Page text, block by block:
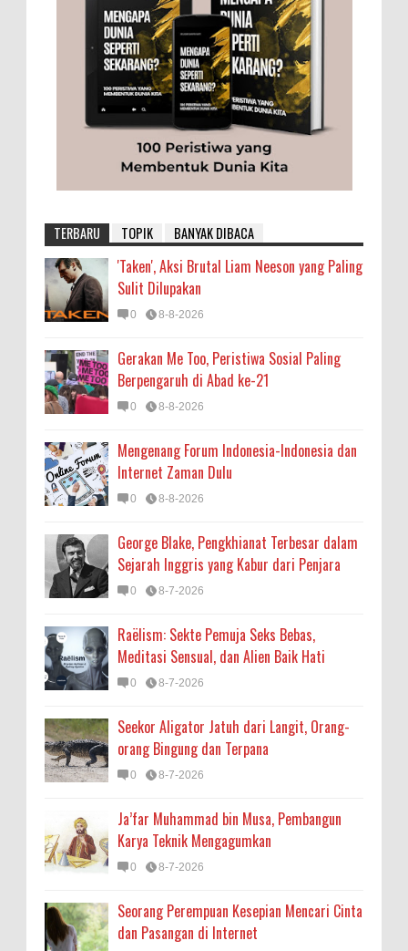
TERBARU TOPIK BANYAK DIBACA
'Taken', Aksi Brutal Liam Neeson yang Paling
Sulit Dilupakan
0 8-8-2026
Gerakan Me Too, Peristiwa Sosial Paling
Berpengaruh di Abad ke-21
0 8-8-2026
Mengenang Forum Indonesia-Indonesia dan
Internet Zaman Dulu
0 8-8-2026
George Blake, Pengkhianat Terbesar dalam
Sejarah Inggris yang Kabur dari Penjara
0 8-7-2026
Raëlism: Sekte Pemuja Seks Bebas,
Meditasi Sensual, dan Alien Baik Hati
0 8-7-2026
Seekor Aligator Jatuh dari Langit, Orang-
orang Bingung dan Terpana
0 8-7-2026
Ja’far Muhammad bin Musa, Pembangun
Karya Teknik Mengagumkan
0 8-7-2026
Seorang Perempuan Kesepian Mencari Cinta
dan Pasangan di Internet